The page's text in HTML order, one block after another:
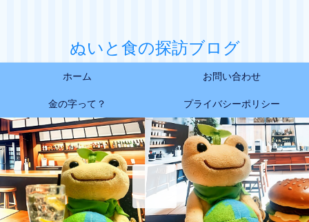
ぬいと食の探訪ブログ
ホーム お問い合わせ
金の字って？ プライバシーポリシー